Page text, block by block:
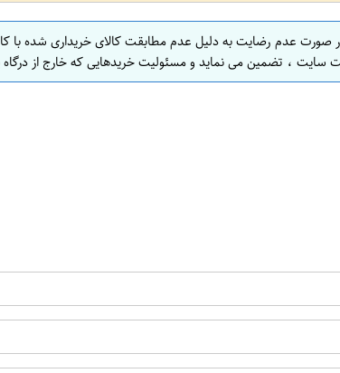
صورت عدم رضایت به دلیل عدم مطابقت کالای خریداری شده
سایت ، تضمین می نماید و مسئولیت خریدهایی که خارج از